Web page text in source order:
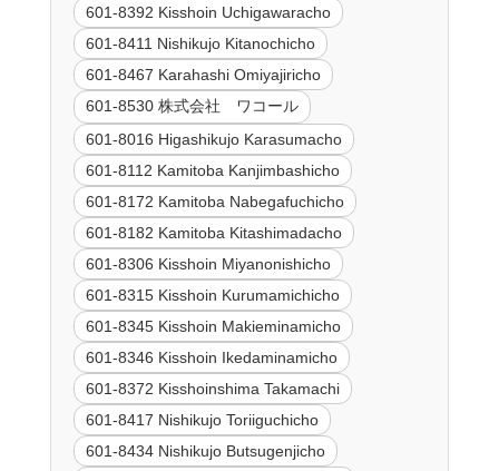
601-8392 Kisshoin Uchigawaracho
601-8411 Nishikujo Kitanochicho
601-8467 Karahashi Omiyajiricho
601-8530 株式会社 ワコール
601-8016 Higashikujo Karasumacho
601-8112 Kamitoba Kanjimbashicho
601-8172 Kamitoba Nabegafuchicho
601-8182 Kamitoba Kitashimadacho
601-8306 Kisshoin Miyanonishicho
601-8315 Kisshoin Kurumamichicho
601-8345 Kisshoin Makieminamicho
601-8346 Kisshoin Ikedaminamicho
601-8372 Kisshoinshima Takamachi
601-8417 Nishikujo Toriiguchicho
601-8434 Nishikujo Butsugenjicho